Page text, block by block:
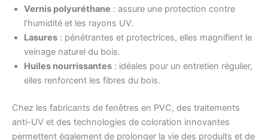
Vernis polyuréthane : assure une protection contre
l’humidité et les rayons UV.
Lasures : pénétrantes et protectrices, elles magnifient le
veinage naturel du bois.
Huiles nourrissantes : idéales pour un entretien régulier,
elles renforcent les fibres du bois.
Chez les fabricants de fenêtres en PVC, des traitements
anti-UV et des technologies de coloration innovantes
permettent également de prolonger la vie des produits et de